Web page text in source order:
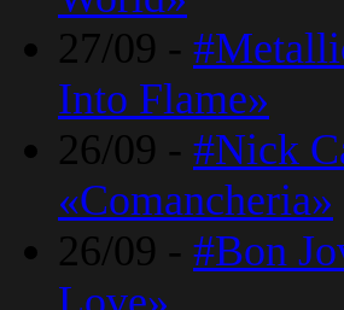
27/09 -
Into Flame»
26/09 - #Nick
«Comancheria»
26/09 - #Bon